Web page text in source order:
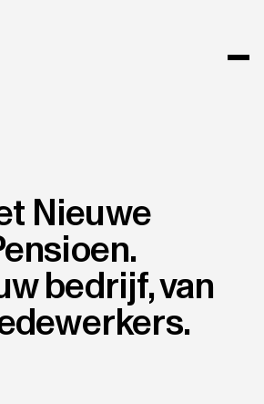
Nieuwe
bedrijf, van